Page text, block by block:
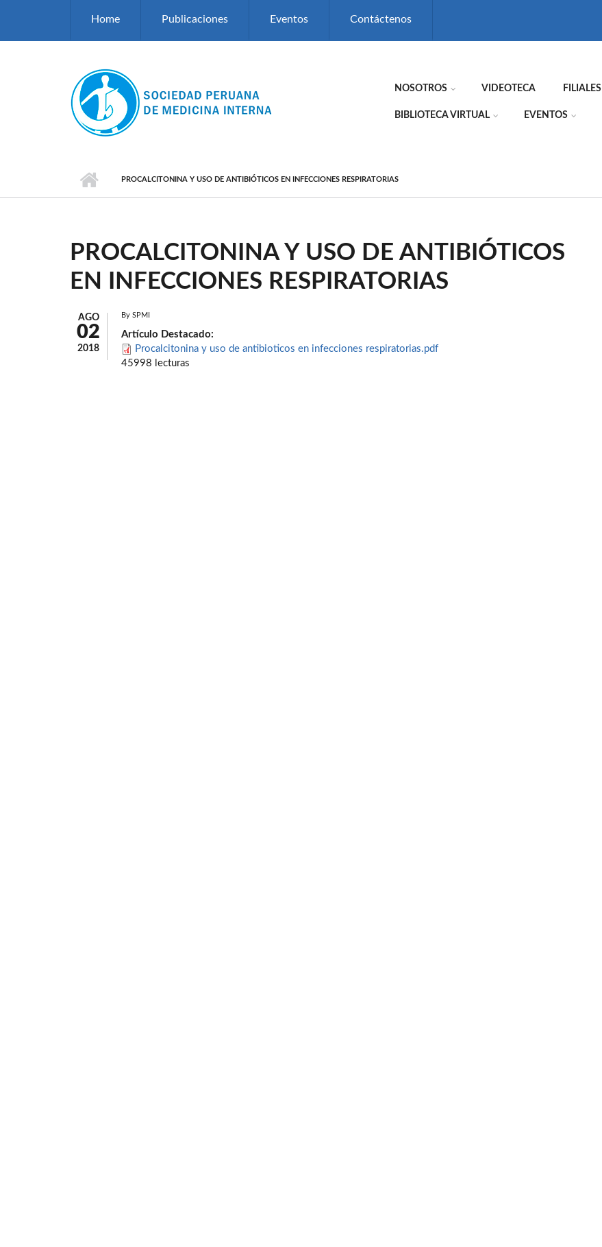
Home Publicaciones Eventos Contáctenos
NOSOTROS VIDEOTECA FILIALES
BIBLIOTECA VIRTUAL EVENTOS
PROCALCITONINA Y USO DE ANTIBIÓTICOS EN INFECCIONES RESPIRATORIAS
PROCALCITONINA Y USO DE ANTIBIÓTICOS
EN INFECCIONES RESPIRATORIAS
AGO
02
2018
By SPMI
Artículo Destacado:
Procalcitonina y uso de antibioticos en infecciones respiratorias.pdf
45998 lecturas